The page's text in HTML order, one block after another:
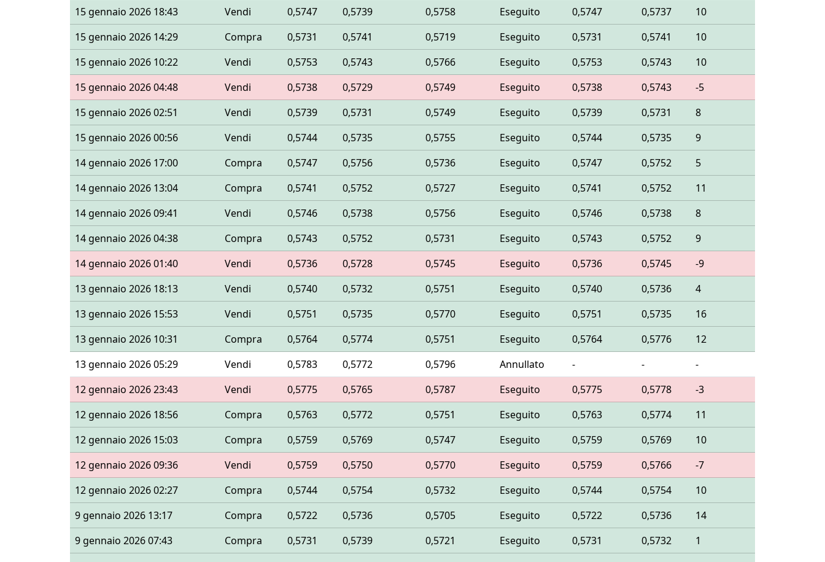
15 gennaio 2026 18:43
Vendi 0,5747 0,5739 0,5758 Eseguito 0,5747 0,5737
10
15 gennaio 2026 14:29
Compra 0,5731 0,5741 0,5719 Eseguito 0,5731 0,5741
10
15 gennaio 2026 10:22
Vendi 0,5753 0,5743 0,5766 Eseguito 0,5753 0,5743
10
15 gennaio 2026 04:48
Vendi 0,5738 0,5729 0,5749 Eseguito 0,5738 0,5743
-5
15 gennaio 2026 02:51
Vendi 0,5739 0,5731 0,5749 Eseguito 0,5739 0,5731
8
15 gennaio 2026 00:56
Vendi 0,5744 0,5735 0,5755 Eseguito 0,5744 0,5735
9
14 gennaio 2026 17:00
Compra 0,5747 0,5756 0,5736 Eseguito 0,5747 0,5752
5
14 gennaio 2026 13:04
Compra 0,5741 0,5752 0,5727 Eseguito 0,5741 0,5752
11
14 gennaio 2026 09:41
Vendi 0,5746 0,5738 0,5756 Eseguito 0,5746 0,5738
8
14 gennaio 2026 04:38
Compra 0,5743 0,5752 0,5731 Eseguito 0,5743 0,5752
9
14 gennaio 2026 01:40
Vendi 0,5736 0,5728 0,5745 Eseguito 0,5736 0,5745
-9
13 gennaio 2026 18:13
Vendi 0,5740 0,5732 0,5751 Eseguito 0,5740 0,5736
4
13 gennaio 2026 15:53
Vendi 0,5751 0,5735 0,5770 Eseguito 0,5751 0,5735
16
13 gennaio 2026 10:31
Compra 0,5764 0,5774 0,5751 Eseguito 0,5764 0,5776
12
13 gennaio 2026 05:29
Vendi 0,5783 0,5772 0,5796 Annullato - -
-
12 gennaio 2026 23:43
Vendi 0,5775 0,5765 0,5787 Eseguito 0,5775 0,5778
-3
12 gennaio 2026 18:56
Compra 0,5763 0,5772 0,5751 Eseguito 0,5763 0,5774
11
12 gennaio 2026 15:03
Compra 0,5759 0,5769 0,5747 Eseguito 0,5759 0,5769
10
12 gennaio 2026 09:36
Vendi 0,5759 0,5750 0,5770 Eseguito 0,5759 0,5766
-7
12 gennaio 2026 02:27
Compra 0,5744 0,5754 0,5732 Eseguito 0,5744 0,5754
10
9 gennaio 2026 13:17
Compra 0,5722 0,5736 0,5705 Eseguito 0,5722 0,5736
14
9 gennaio 2026 07:43
Compra 0,5731 0,5739 0,5721 Eseguito 0,5731 0,5732
1